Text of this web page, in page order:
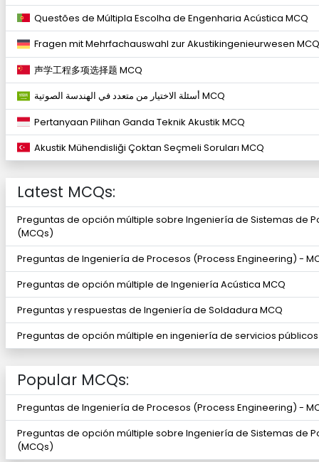
Questões de Múltipla Escolha de Engenharia Acústica MCQ
Fragen mit Mehrfachauswahl zur Akustikingenieurwesen MCQ
声学工程多项选择题 MCQ
أسئلة الاختيار من متعدد في الهندسة الصوتية MCQ
Pertanyaan Pilihan Ganda Teknik Akustik MCQ
Akustik Mühendisliği Çoktan Seçmeli Soruları MCQ
Latest MCQs:
Preguntas de opción múltiple sobre Ingeniería de Sistemas de
(MCQs)
Preguntas de Ingeniería de Procesos (Process Engineering) -
Preguntas de opción múltiple de Ingeniería Acústica MCQ
Preguntas y respuestas de Ingeniería de Soldadura MCQ
Preguntas de opción múltiple en ingeniería de servicios públicos
Popular MCQs:
Preguntas de Ingeniería de Procesos (Process Engineering) -
Preguntas de opción múltiple sobre Ingeniería de Sistemas de
(MCQs)